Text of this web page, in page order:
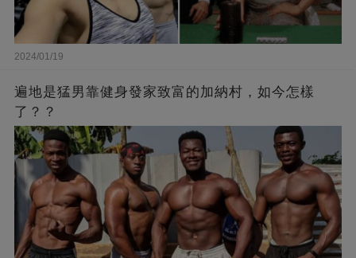
2024/01/19
遍地是猛男靠健身發家致富的加納村，如今怎樣
了？？